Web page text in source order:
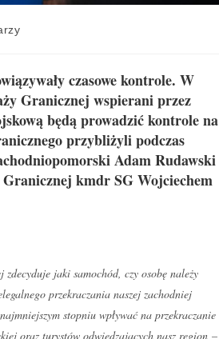
czasowe kontrole. W
Granicznej wspierani przez
będą prowadzić kontrole na
przybliżyli podczas
Adam Rudawski
kmdr SG Wojciechem
jaki samochód, czy osobę należy
przekraczania naszej zachodniej
stopniu wpływać na przekraczanie
oraz turystów odwiedzających nasz region –